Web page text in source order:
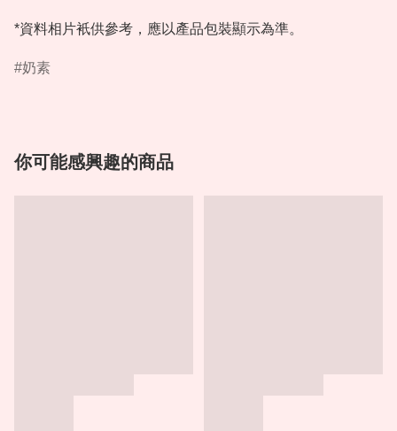
*資料相片衹供參考，應以產品包裝顯示為準。
奶素
你可能感興趣的商品